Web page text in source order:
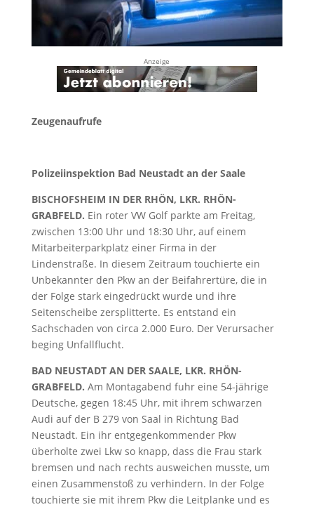
Anzeige
Zeugenaufrufe
Polizeiinspektion Bad Neustadt an der Saale
BISCHOFSHEIM IN DER RHÖN, LKR. RHÖN-
GRABFELD. Ein roter VW Golf parkte am Freitag,
zwischen 13:00 Uhr und 18:30 Uhr, auf einem
Mitarbeiterparkplatz einer Firma in der
Lindenstraße. In diesem Zeitraum touchierte ein
Unbekannter den Pkw an der Beifahrertüre, die in
der Folge stark eingedrückt wurde und ihre
Seitenscheibe zersplitterte. Es entstand ein
Sachschaden von circa 2.000 Euro. Der Verursacher
beging Unfallflucht.
BAD NEUSTADT AN DER SAALE, LKR. RHÖN-
GRABFELD. Am Montagabend fuhr eine 54-jährige
Deutsche, gegen 18:45 Uhr, mit ihrem schwarzen
Audi auf der B 279 von Saal in Richtung Bad
Neustadt. Ein ihr entgegenkommender Pkw
überholte zwei Lkw so knapp, dass die Frau stark
bremsen und nach rechts ausweichen musste, um
einen Zusammenstoß zu verhindern. In der Folge
touchierte sie mit ihrem Pkw die Leitplanke und es